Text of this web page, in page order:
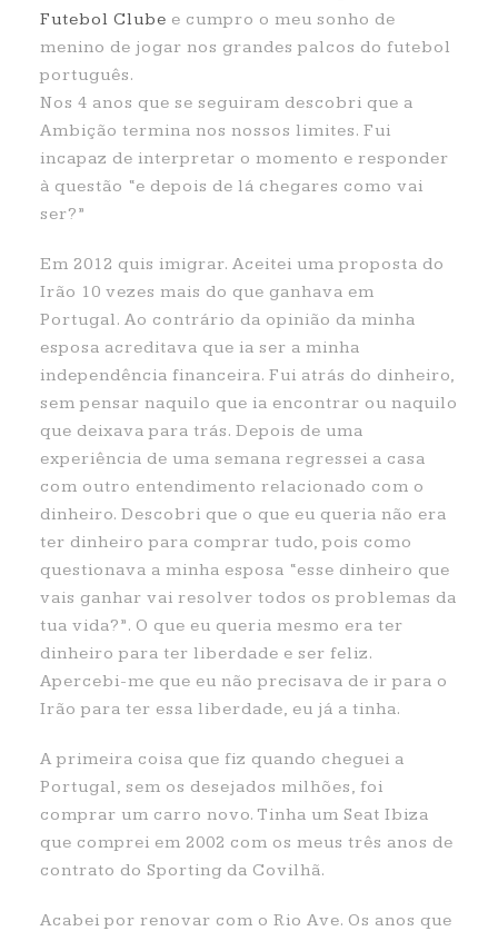
Futebol Clube e cumpro o meu sonho de
menino de jogar nos grandes palcos do futebol
português.
Nos 4 anos que se seguiram descobri que a
Ambição termina nos nossos limites. Fui
incapaz de interpretar o momento e responder
à questão “e depois de lá chegares como vai
ser?”
Em 2012 quis imigrar. Aceitei uma proposta do
Irão 10 vezes mais do que ganhava em
Portugal. Ao contrário da opinião da minha
esposa acreditava que ia ser a minha
independência financeira. Fui atrás do dinheiro,
sem pensar naquilo que ia encontrar ou naquilo
que deixava para trás. Depois de uma
experiência de uma semana regressei a casa
com outro entendimento relacionado com o
dinheiro. Descobri que o que eu queria não era
ter dinheiro para comprar tudo, pois como
questionava a minha esposa “esse dinheiro que
vais ganhar vai resolver todos os problemas da
tua vida?”. O que eu queria mesmo era ter
dinheiro para ter liberdade e ser feliz.
Apercebi-me que eu não precisava de ir para o
Irão para ter essa liberdade, eu já a tinha.
A primeira coisa que fiz quando cheguei a
Portugal, sem os desejados milhões, foi
comprar um carro novo. Tinha um Seat Ibiza
que comprei em 2002 com os meus três anos de
contrato do Sporting da Covilhã.
Acabei por renovar com o Rio Ave. Os anos que